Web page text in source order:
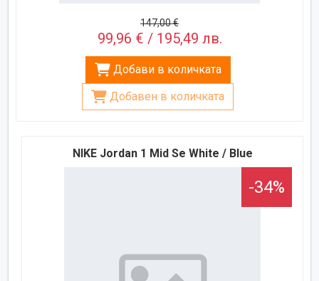
147,00 €
99,96 € / 195,49 лв.
Добави в количката
Добавен в количката
NIKE Jordan 1 Mid Se White / Blue
-34%